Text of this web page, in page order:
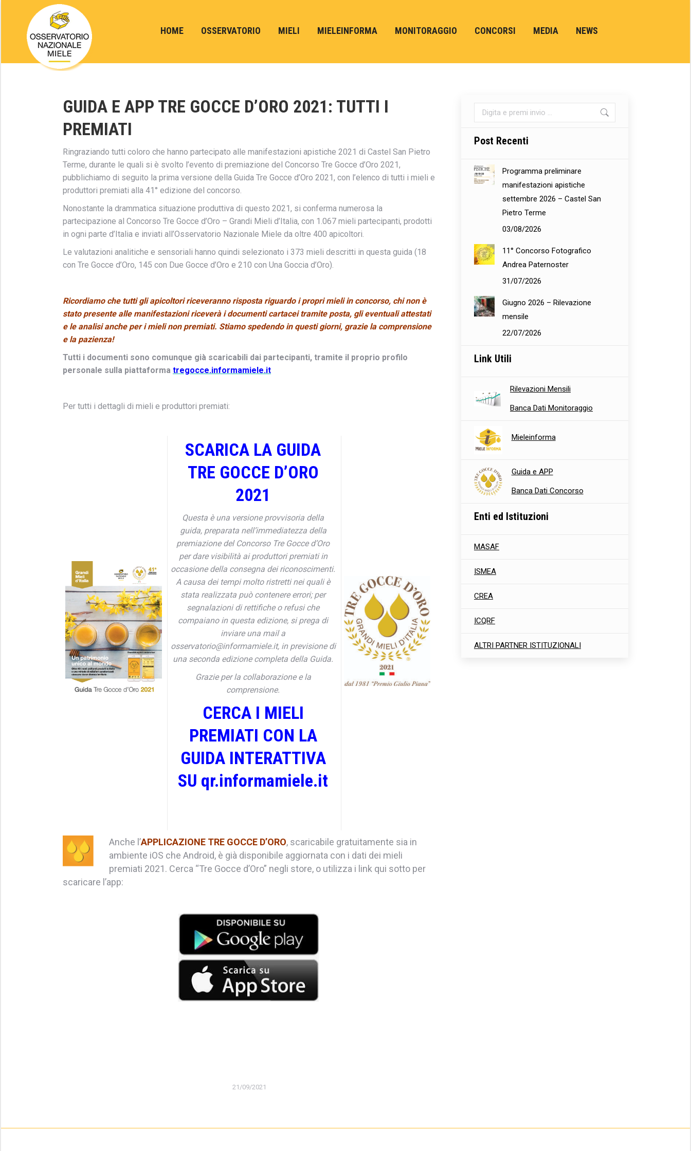
HOME OSSERVATORIO MIELI MIELEINFORMA MONITORAGGIO CONCORSI MEDIA NEWS
GUIDA E APP TRE GOCCE D’ORO 2021: TUTTI I
PREMIATI
Ringraziando tutti coloro che hanno partecipato alle manifestazioni apistiche 2021 di Castel San Pietro
Terme, durante le quali si è svolto l’evento di premiazione del Concorso Tre Gocce d’Oro 2021,
pubblichiamo di seguito la prima versione della Guida Tre Gocce d’Oro 2021, con l’elenco di tutti i mieli e
produttori premiati alla 41° edizione del concorso.
Nonostante la drammatica situazione produttiva di questo 2021, si conferma numerosa la
partecipazione al Concorso Tre Gocce d’Oro – Grandi Mieli d’Italia, con 1.067 mieli partecipanti, prodotti
in ogni parte d’Italia e inviati all’Osservatorio Nazionale Miele da oltre 400 apicoltori.
Le valutazioni analitiche e sensoriali hanno quindi selezionato i 373 mieli descritti in questa guida (18
con Tre Gocce d’Oro, 145 con Due Gocce d’Oro e 210 con Una Goccia d’Oro).
Ricordiamo che tutti gli apicoltori riceveranno risposta riguardo i propri mieli in concorso, chi non è
stato presente alle manifestazioni riceverà i documenti cartacei tramite posta, gli eventuali attestati
e le analisi anche per i mieli non premiati. Stiamo spedendo in questi giorni, grazie la comprensione
e la pazienza!
Tutti i documenti sono comunque già scaricabili dai partecipanti, tramite il proprio profilo
personale sulla piattaforma tregocce.informamiele.it
Per tutti i dettagli di mieli e produttori premiati:
SCARICA LA GUIDA
TRE GOCCE D’ORO
2021
Questa è una versione provvisoria della
guida, preparata nell’immediatezza della
premiazione del Concorso Tre Gocce d’Oro
per dare visibilità ai produttori premiati in
occasione della consegna dei riconoscimenti.
A causa dei tempi molto ristretti nei quali è
stata realizzata può contenere errori; per
segnalazioni di rettifiche o refusi che
compaiano in questa edizione, si prega di
inviare una mail a
osservatorio@informamiele.it, in previsione di
una seconda edizione completa della Guida.
Grazie per la collaborazione e la
comprensione.
CERCA I MIELI
PREMIATI CON LA
GUIDA INTERATTIVA
SU qr.informamiele.it
Anche l’APPLICAZIONE TRE GOCCE D’ORO, scaricabile gratuitamente sia in
ambiente iOS che Android, è già disponibile aggiornata con i dati dei mieli
premiati 2021. Cerca “Tre Gocce d’Oro” negli store, o utilizza i link qui sotto per
scaricare l’app:
21/09/2021
Cerca:
Post Recenti
Programma preliminare
manifestazioni apistiche
settembre 2026 – Castel San
Pietro Terme
03/08/2026
11° Concorso Fotografico
Andrea Paternoster
31/07/2026
Giugno 2026 – Rilevazione
mensile
22/07/2026
Link Utili
Rilevazioni Mensili
Banca Dati Monitoraggio
Mieleinforma
Guida e APP
Banca Dati Concorso
Enti ed Istituzioni
MASAF
ISMEA
CREA
ICQRF
ALTRI PARTNER ISTITUZIONALI